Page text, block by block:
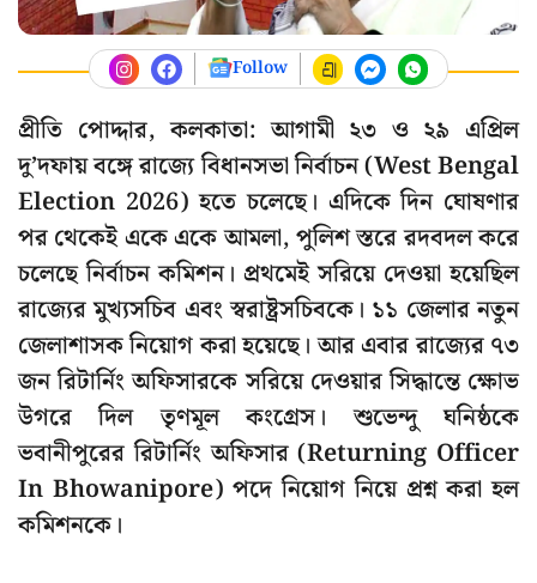
Follow
প্রীতি পোদ্দার, কলকাতা: আগামী ২৩ ও ২৯ এপ্রিল
দু’দফায় বঙ্গে রাজ্যে বিধানসভা নির্বাচন (West Bengal
Election 2026) হতে চলেছে। এদিকে দিন ঘোষণার
পর থেকেই একে একে আমলা, পুলিশ স্তরে রদবদল করে
চলেছে নির্বাচন কমিশন। প্রথমেই সরিয়ে দেওয়া হয়েছিল
রাজ্যের মুখ্যসচিব এবং স্বরাষ্ট্রসচিবকে। ১১ জেলার নতুন
জেলাশাসক নিয়োগ করা হয়েছে। আর এবার রাজ্যের ৭৩
জন রিটার্নিং অফিসারকে সরিয়ে দেওয়ার সিদ্ধান্তে ক্ষোভ
উগরে দিল তৃণমূল কংগ্রেস। শুভেন্দু ঘনিষ্ঠকে
ভবানীপুরের রিটার্নিং অফিসার (Returning Officer
In Bhowanipore) পদে নিয়োগ নিয়ে প্রশ্ন করা হল
কমিশনকে।